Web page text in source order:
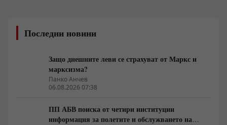
Последни новини
Защо днешните леви се страхуват от Маркс и
марксизма?
Панко Анчев
06.08.2026 07:38
ПП АБВ поиска от четири институции
информация за полетите и обслужването на